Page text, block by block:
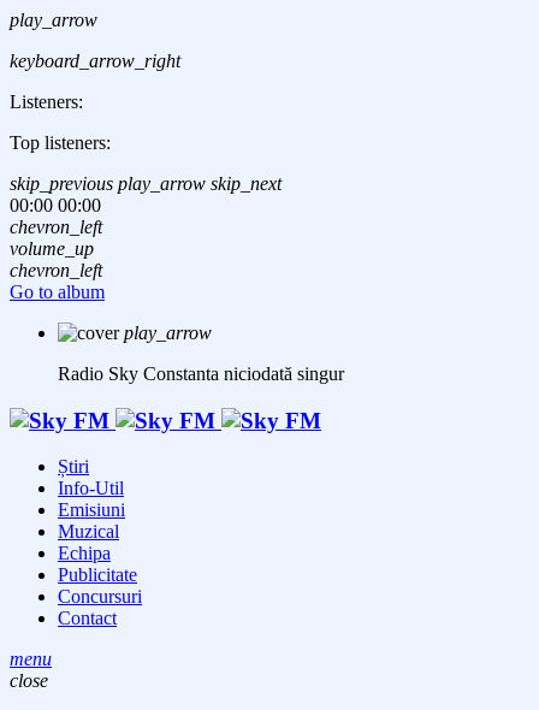
play_arrow
keyboard_arrow_right
Listeners:
Top listeners:
skip_previous play_arrow skip_next
00:00 00:00
chevron_left
volume_up
chevron_left
Go to album
play_arrow
Radio Sky Constanta niciodată singur
Știri
Info-Util
Emisiuni
Muzical
Echipa
Publicitate
Concursuri
Contact
menu
close